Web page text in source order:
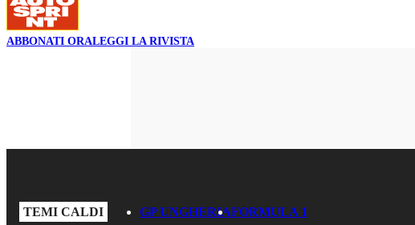
ABBONATI ORALEGGI LA RIVISTA
TEMI CALDI GP UNGHERIAFORMULA 1